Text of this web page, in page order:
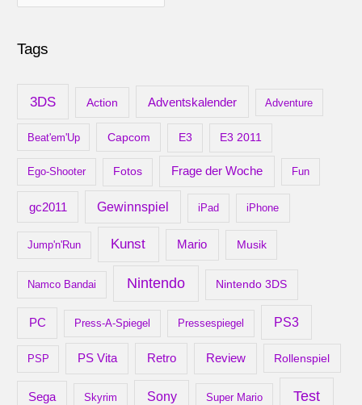
r
Tags
3DS Action Adventskalender Adventure
Beat'em'Up Capcom E3 E3 2011
Ego-Shooter Fotos Frage der Woche Fun
gc2011 Gewinnspiel iPad iPhone
Jump'n'Run Kunst Mario Musik
Namco Bandai Nintendo Nintendo 3DS
PC Press-A-Spiegel Pressespiegel PS3
PSP PS Vita Retro Review Rollenspiel
Sega Skyrim Sony Super Mario Test